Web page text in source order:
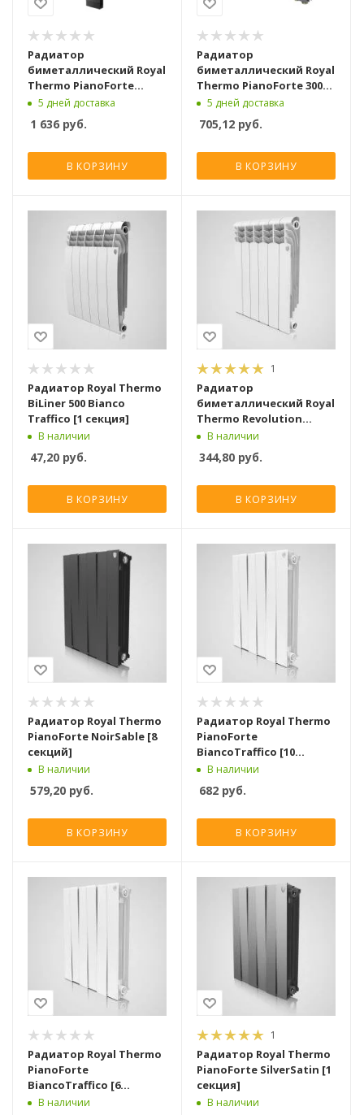
Радиатор
биметаллический Royal
Thermo PianoForte
Tower 200 Чёрный [22
5 дней доставка
1 636 руб.
В КОРЗИНУ
Радиатор
биметаллический Royal
Thermo PianoForte 300
Серебристый VR80 [10
5 дней доставка
705,12 руб.
В КОРЗИНУ
Радиатор Royal Thermo
BiLiner 500 Bianco
Traffico [1 секция]
В наличии
47,20 руб.
В КОРЗИНУ
1
Радиатор
биметаллический Royal
Thermo Revolution
Bimetall 500 [8 секций]
В наличии
344,80 руб.
В КОРЗИНУ
Радиатор Royal Thermo
PianoForte NoirSable [8
секций]
В наличии
579,20 руб.
В КОРЗИНУ
Радиатор Royal Thermo
PianoForte
BiancoTraffico [10
секций]
В наличии
682 руб.
В КОРЗИНУ
Радиатор Royal Thermo
PianoForte
BiancoTraffico [6
секций]
В наличии
1
Радиатор Royal Thermo
PianoForte SilverSatin [1
секция]
В наличии